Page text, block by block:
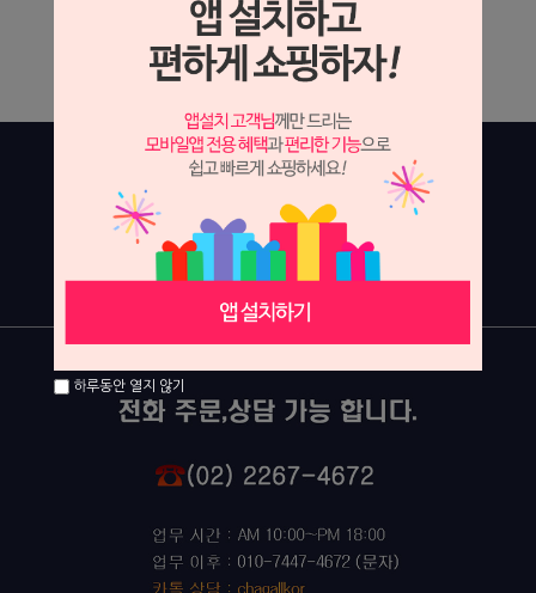
상세 정보를 확대해 보실 수 있습니다.
하루동안 열지 않기